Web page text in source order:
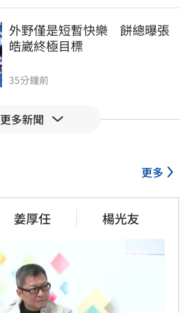
外野僅是短暫快樂　餅總曝張
皓崴終極目標
35分鐘前
想靠正二翻本？　達人教戰槓
男同事追求不成跟騷偷拍　女
師控校方霸凌
45分鐘前
更多新聞
更多
姜厚任 楊光友